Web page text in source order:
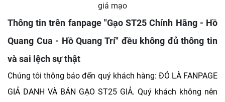
giả mạo
Thông tin trên fanpage "Gạo ST25 Chính Hãng - Hồ
Quang Cua - Hồ Quang Trí" đều không đủ thông tin
và sai lệch sự thật
Chúng tôi thông báo đến quý khách hàng: ĐÓ LÀ FANPAGE
GIẢ DANH VÀ BÁN GẠO ST25 GIẢ. Quý khách không nên